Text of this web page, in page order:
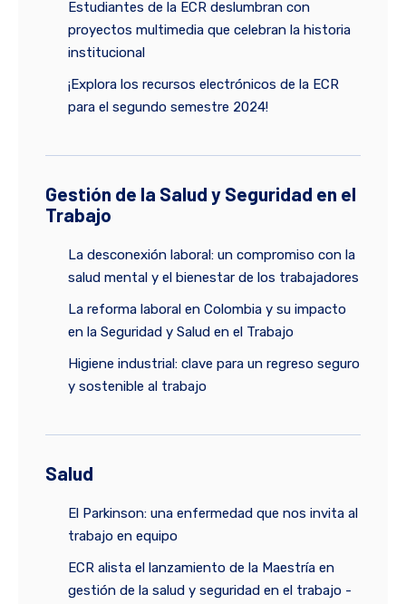
Estudiantes de la ECR deslumbran con
proyectos multimedia que celebran la historia
institucional
¡Explora los recursos electrónicos de la ECR
para el segundo semestre 2024!
Gestión de la Salud y Seguridad en el
Trabajo
La desconexión laboral: un compromiso con la
salud mental y el bienestar de los trabajadores
La reforma laboral en Colombia y su impacto
en la Seguridad y Salud en el Trabajo
Higiene industrial: clave para un regreso seguro
y sostenible al trabajo
Salud
El Parkinson: una enfermedad que nos invita al
trabajo en equipo
ECR alista el lanzamiento de la Maestría en
gestión de la salud y seguridad en el trabajo -